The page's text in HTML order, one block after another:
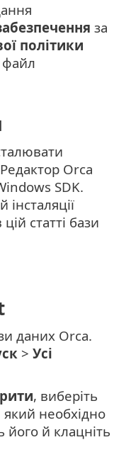
за
політики
файл
Orca
SDK.
інсталяції
статті бази
даних Orca.
> Усі
, виберіть
який необхідно
його й клацніть